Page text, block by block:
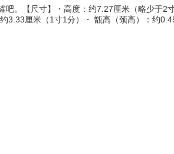
吧。【尺寸】・高度：约7.27厘米（略少于2
3.33厘米（1寸1分）・ 甑高（颈高）：约